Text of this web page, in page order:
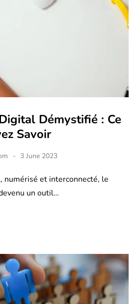
Démystifié : Ce
Savoir
3 June 2023
numérisé et interconnecté, le
un outil…